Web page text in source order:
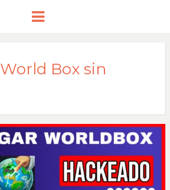
Menu
World Box sin